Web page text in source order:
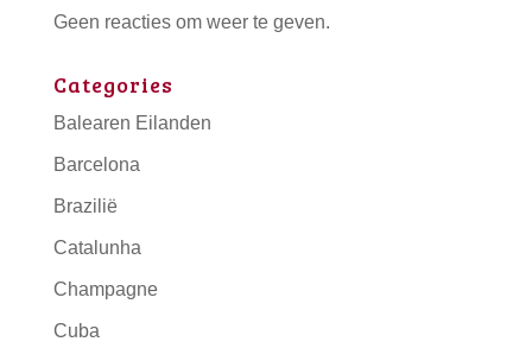
Geen reacties om weer te geven.
Categories
Balearen Eilanden
Barcelona
Brazilië
Catalunha
Champagne
Cuba